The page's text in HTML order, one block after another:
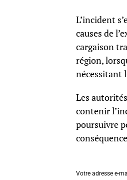
L’incident
causes de
cargaison
région,
nécessitant
Les
contenir
poursuivre
Votre adresse e-